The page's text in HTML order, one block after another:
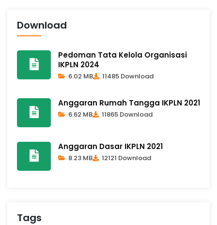
Download
Pedoman Tata Kelola Organisasi
IKPLN 2024
6.02 MB 11485 Download
Anggaran Rumah Tangga IKPLN 2021
6.62 MB 11865 Download
Anggaran Dasar IKPLN 2021
8.23 MB 12121 Download
Tags